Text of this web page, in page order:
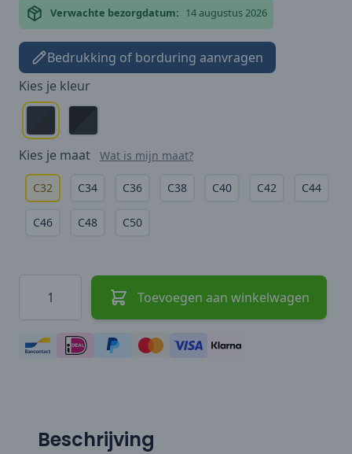
Verwachte bezorgdatum: 14 augustus 2026
Bedrukking of borduring aanvragen
Kies je kleur
Kies je maat Wat is mijn maat?
C32 C34 C36 C38 C40 C42 C44
C46 C48 C50
Hoeveelheid
Toevoegen aan winkelwagen
Beschrijving